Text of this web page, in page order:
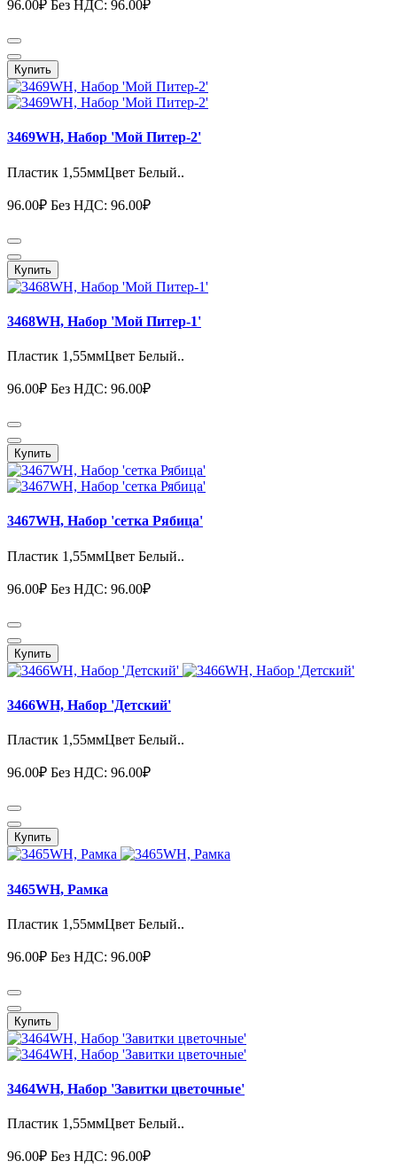
96.00₽ Без НДС: 96.00₽
Купить
3469WH, Набор 'Мой Питер-2'
Пластик 1,55ммЦвет Белый..
96.00₽ Без НДС: 96.00₽
Купить
3468WH, Набор 'Мой Питер-1'
Пластик 1,55ммЦвет Белый..
96.00₽ Без НДС: 96.00₽
Купить
3467WH, Набор 'сетка Рябица'
Пластик 1,55ммЦвет Белый..
96.00₽ Без НДС: 96.00₽
Купить
3466WH, Набор 'Детский'
Пластик 1,55ммЦвет Белый..
96.00₽ Без НДС: 96.00₽
Купить
3465WH, Рамка
Пластик 1,55ммЦвет Белый..
96.00₽ Без НДС: 96.00₽
Купить
3464WH, Набор 'Завитки цветочные'
Пластик 1,55ммЦвет Белый..
96.00₽ Без НДС: 96.00₽